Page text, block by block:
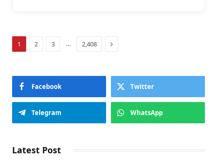
1 2 3 … 2,408 Next
Facebook Twitter
Telegram WhatsApp
Latest Post